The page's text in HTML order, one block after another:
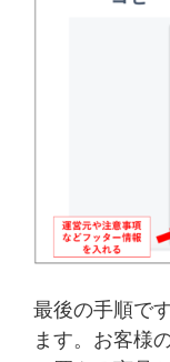
最後の手順で
ます。お客様